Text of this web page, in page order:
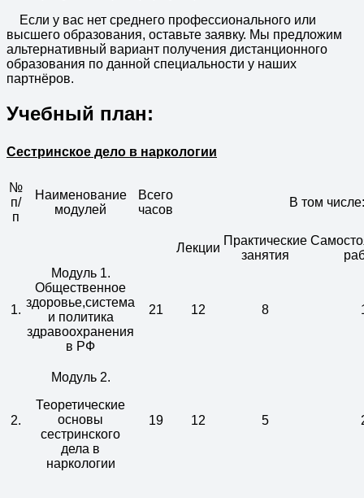
Если у вас нет среднего профессионального или
высшего образования, оставьте заявку. Мы предложим
альтернативный вариант получения дистанционного
образования по данной специальности у наших
партнёров.
Учебный план:
Сестринское дело в наркологии
№
п/
п
Наименование
модулей
Всего
часов
В том числе:
Лекции
Практические
занятия
1.
Модуль 1.
Общественное
здоровье,система
и политика
здравоохранения
в РФ
21 12 8
2.
Модуль 2.
Теоретические
основы
сестринского
дела в
наркологии
19 12 5